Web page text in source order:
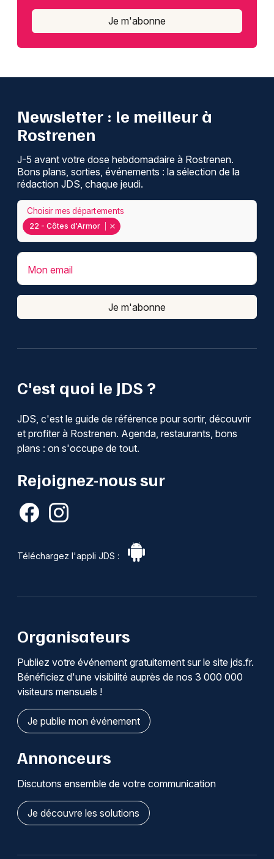
Je m'abonne
C'est quoi le JDS ?
JDS, c'est le guide de référence pour sortir, découvrir
et profiter à Rostrenen. Agenda, restaurants, bons
plans : on s'occupe de tout.
Rejoignez-nous sur
Téléchargez l'appli JDS :
Newsletter : le meilleur à
Rostrenen
J-5 avant votre dose hebdomadaire à Rostrenen.
Bons plans, sorties, événements : la sélection de la
rédaction JDS, chaque jeudi.
22 - Côtes d'Armor
Choisir mes départements
Mon email
Je m'abonne
Organisateurs
Publiez votre événement gratuitement sur le site jds.fr.
Bénéficiez d'une visibilité auprès de nos 3 000 000
visiteurs mensuels !
Je publie mon événement
Annonceurs
Discutons ensemble de votre communication
Je découvre les solutions